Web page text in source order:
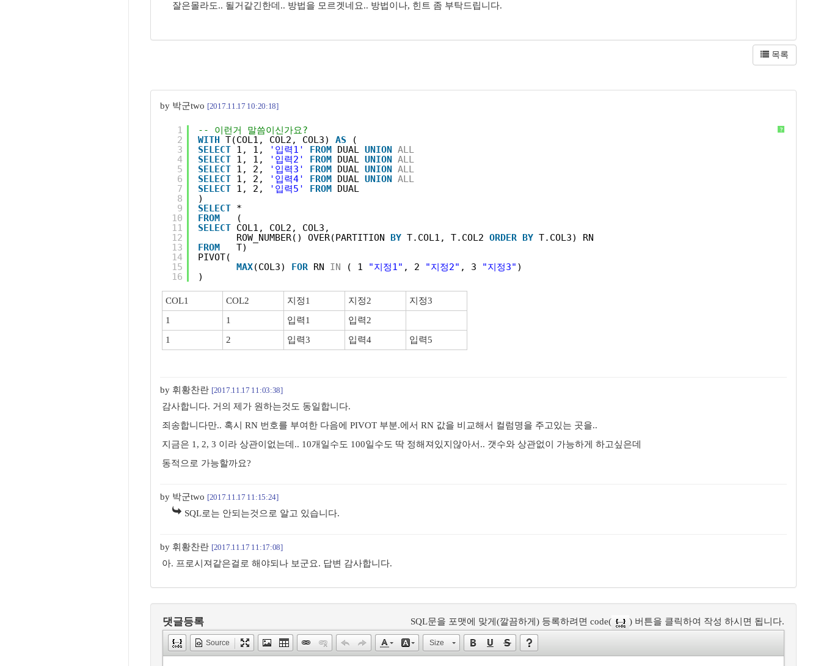
잘은몰라도.. 될거같긴한데.. 방법을 모르겟네요.. 방법이나, 힌트 좀 부탁드립니다.
목록
by 박군two [2017.11.17 10:20:18]
?
1
2
3
4
5
6
7
8
9
10
11
12
13
14
15
16
-- 이런거 말씀이신가요?
WITH T(COL1, COL2, COL3) AS
(
SELECT 1, 1, '입력1' FROM DUAL UNION ALL
SELECT 1, 1, '입력2' FROM DUAL UNION ALL
SELECT 1, 2, '입력3' FROM DUAL UNION ALL
SELECT 1, 2, '입력4' FROM DUAL UNION ALL
SELECT 1, 2, '입력5' FROM DUAL
)
SELECT *
FROM
(
SELECT COL1, COL2, COL3,
ROW_NUMBER() OVER(PARTITION BY T.COL1, T.COL2 ORDER BY T.COL3) RN
FROM
T)
PIVOT(
MAX(COL3) FOR RN IN ( 1 "지정1" , 2 "지정2" , 3 "지정3" )
)
COL1 COL2 지정1 지정2
지정3
1
1 입력1
입력2
1
2 입력3 입력4 입력5
by 휘황찬란 [2017.11.17 11:03:38]
감사합니다. 거의 제가 원하는것도 동일합니다.
죄송합니다만.. 혹시 RN 번호를 부여한 다음에 PIVOT 부분.에서 RN 값을 비교해서 컬럼명을 주고있는 곳을..
지금은 1, 2, 3 이라 상관이없는데.. 10개일수도 100일수도 딱 정해져있지않아서.. 갯수와 상관없이 가능하게 하고싶은데
동적으로 가능할까요?
by 박군two [2017.11.17 11:15:24]
SQL로는 안되는것으로 알고 있습니다.
by 휘황찬란 [2017.11.17 11:17:08]
아. 프로시져같은걸로 해야되나 보군요. 답변 감사합니다.
댓글등록 SQL문을 포맷에 맞게(깔끔하게) 등록하려면 code( ) 버튼을 클릭하여 작성 하시면 됩니다.
Source Size